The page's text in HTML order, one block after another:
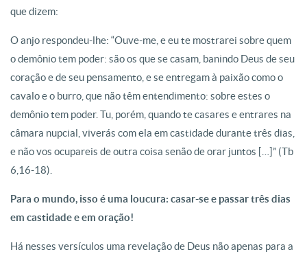
que dizem:
O anjo respondeu-lhe: “Ouve-me, e eu te mostrarei sobre quem
o demônio tem poder: são os que se casam, banindo Deus de seu
coração e de seu pensamento, e se entregam à paixão como o
cavalo e o burro, que não têm entendimento: sobre estes o
demônio tem poder. Tu, porém, quando te casares e entrares na
câmara nupcial, viverás com ela em castidade durante três dias,
e não vos ocupareis de outra coisa senão de orar juntos […]” (Tb
6,16-18).
Para o mundo, isso é uma loucura: casar-se e passar três dias
em castidade e em oração!
Há nesses versículos uma revelação de Deus não apenas para a